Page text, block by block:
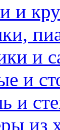
и
и
и
и
из